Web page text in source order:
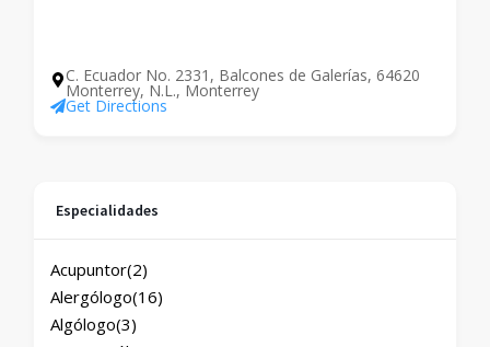
C. Ecuador No. 2331, Balcones de Galerías, 64620
Monterrey, N.L., Monterrey
Get Directions
Especialidades
Acupuntor(2)
Alergólogo(16)
Algólogo(3)